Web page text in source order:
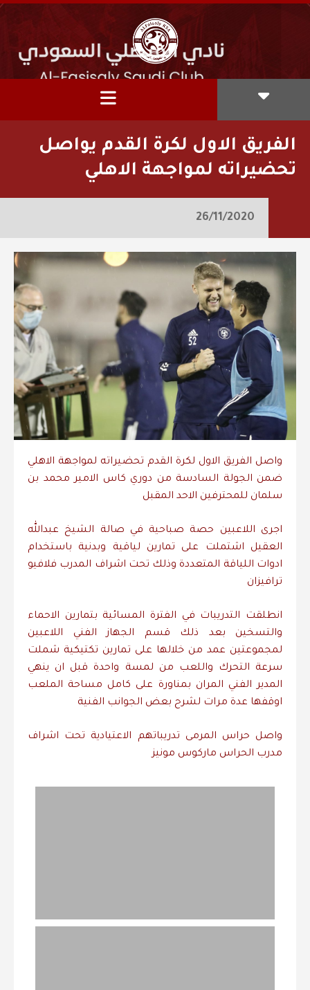
الفريق الاول لكرة القدم يواصل
تحضيراته لمواجهة الاهلي
26/11/2020
واصل الفريق الاول لكرة القدم تحضيراته لمواجهة الاهلي
ضمن الجولة السادسة من دوري كاس الامير محمد بن
سلمان للمحترفين الاحد المقبل
اجرى اللاعبين حصة صباحية في صالة الشيخ عبدالله
العقيل اشتملت على تمارين لياقية وبدنية باستخدام
ادوات اللياقة المتعددة وذلك تحت اشراف المدرب فلافيو
ترافيزان
انطلقت التدريبات في الفترة المسائية بتمارين الاحماء
والتسخين بعد ذلك قسم الجهاز الفني اللاعبين
لمجموعتين عمد من خلالها على تمارين تكتيكية شملت
سرعة التحرك واللعب من لمسة واحدة قبل ان ينهي
المدير الفني المران بمناورة على كامل مساحة الملعب
اوقفها عدة مرات لشرح بعض الجوانب الفنية
واصل حراس المرمى تدريباتهم الاعتيادية تحت اشراف
مدرب الحراس ماركوس مونيز